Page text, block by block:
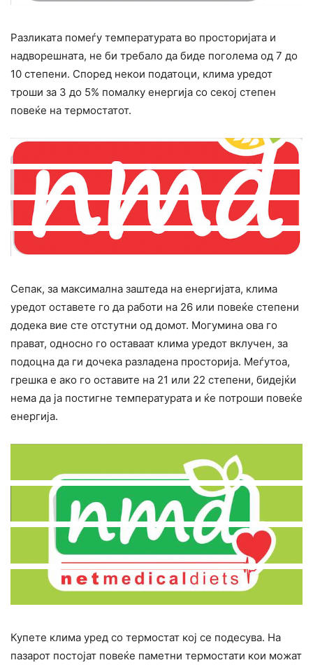
Разликата помеѓу температурата во просторијата и
надворешната, не би требало да биде поголема од 7 до
10 степени. Според некои податоци, клима уредот
троши за 3 до 5% помалку енергија со секој степен
повеќе на термостатот.
Сепак, за максимална заштеда на енергијата, клима
уредот оставете го да работи на 26 или повеќе степени
додека вие сте отстутни од домот. Могумина ова го
прават, односно го оставаат клима уредот вклучен, за
подоцна да ги дочека разладена просторија. Меѓутоа,
грешка е ако го оставите на 21 или 22 степени, бидејќи
нема да ја постигне температурата и ќе потроши повеќе
енергија.
Купете клима уред со термостат кој се подесува. На
пазарот постојат повеќе паметни термостати кои можат